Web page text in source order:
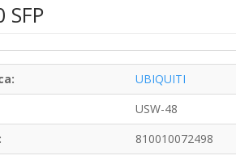
UBIQUITI
USW-48
810010072498